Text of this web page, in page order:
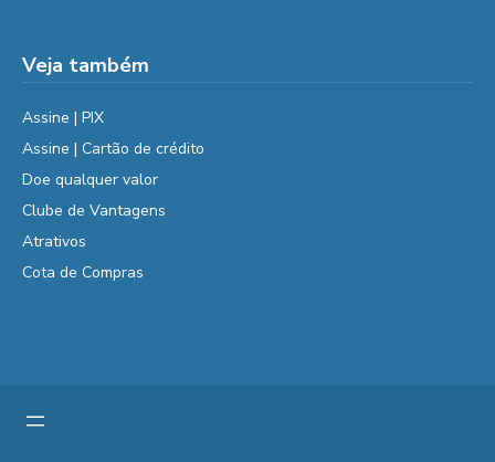
Veja também
Assine | PIX
Assine | Cartão de crédito
Doe qualquer valor
Clube de Vantagens
Atrativos
Cota de Compras